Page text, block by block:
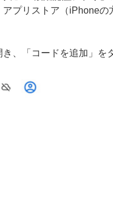
プリストア（iPhone
、「コードを追加」を